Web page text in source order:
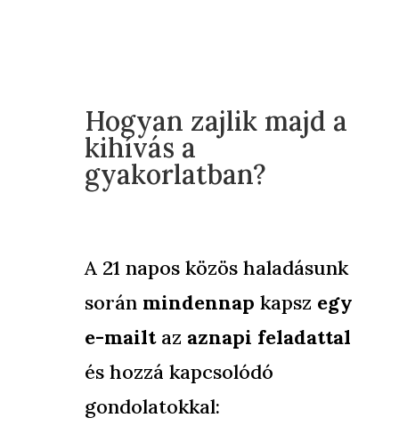
Hogyan zajlik majd a
kihívás a
gyakorlatban?
A 21 napos közös haladásunk
során mindennap kapsz egy
e-mailtaz aznapi feladattal
és hozzá kapcsolódó
gondolatokkal: